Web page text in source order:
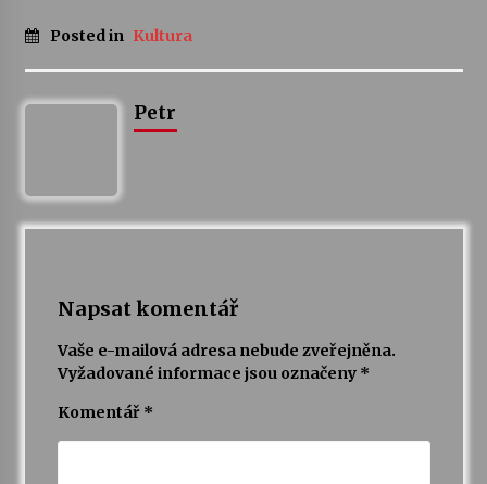
Ozvěny prázdnin
14. 7. 2026
Petr Adamec – Malovaný svět
30. 6. 2026
Posted in Kultura
Petr
Napsat komentář
Vaše e-mailová adresa nebude zveřejněna.
Vyžadované informace jsou označeny *
Komentář *